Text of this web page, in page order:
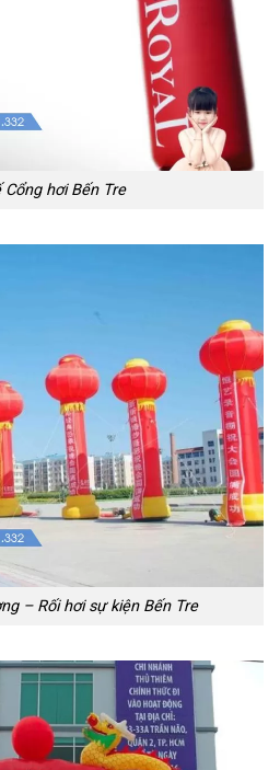
Cổng hơi Bến Tre
– Rối hơi sự kiện Bến Tre